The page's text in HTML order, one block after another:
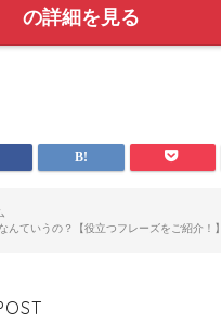
の詳細を見る
んていうの？【役立つフレーズをご紹介！】